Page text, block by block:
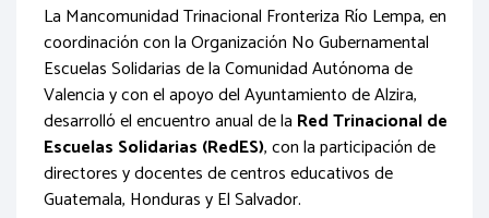
La Mancomunidad Trinacional Fronteriza Río Lempa, en
coordinación con la Organización No Gubernamental
Escuelas Solidarias de la Comunidad Autónoma de
Valencia y con el apoyo del Ayuntamiento de Alzira,
desarrolló el encuentro anual de la Red Trinacional de
Escuelas Solidarias (RedES), con la participación de
directores y docentes de centros educativos de
Guatemala, Honduras y El Salvador.